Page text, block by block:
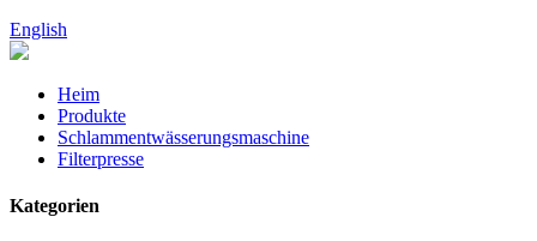
English
Heim
Produkte
Schlammentwässerungsmaschine
Filterpresse
Kategorien